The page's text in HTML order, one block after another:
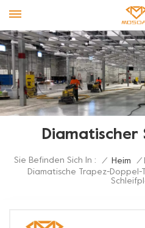
Diamatischer
Sie Befinden Sich In : / Heim /
Diamatische Trapez-